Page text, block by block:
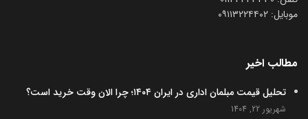
موبایل:‌ ۰۹۱۱۳۲۲۴۴۰۲
مطالب اخیر
تحلیل قیمت مبلمان اداری در ایران ۱۴۰۴؛ چرا الان وقت خرید است؟
شهریور 22, 1404